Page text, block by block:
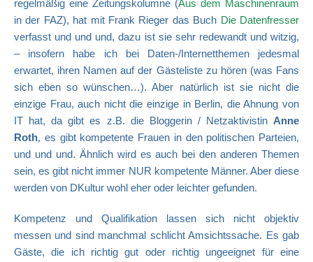
regelmäßig eine Zeitungskolumne (Aus dem Maschinenraum
in der FAZ), hat mit Frank Rieger das Buch Die Datenfresser
verfasst und und und, dazu ist sie sehr redewandt und witzig,
– insofern habe ich bei Daten-/Internetthemen jedesmal
erwartet, ihren Namen auf der Gästeliste zu hören (was Fans
sich eben so wünschen…). Aber natürlich ist sie nicht die
einzige Frau, auch nicht die einzige in Berlin, die Ahnung von
IT hat, da gibt es z.B. die Bloggerin / Netzaktivistin Anne
Roth, es gibt kompetente Frauen in den politischen Parteien,
und und und. Ähnlich wird es auch bei den anderen Themen
sein, es gibt nicht immer NUR kompetente Männer. Aber diese
werden von DKultur wohl eher oder leichter gefunden.
Kompetenz und Qualifikation lassen sich nicht objektiv
messen und sind manchmal schlicht Amsichtssache. Es gab
Gäste, die ich richtig gut oder richtig ungeeignet für eine